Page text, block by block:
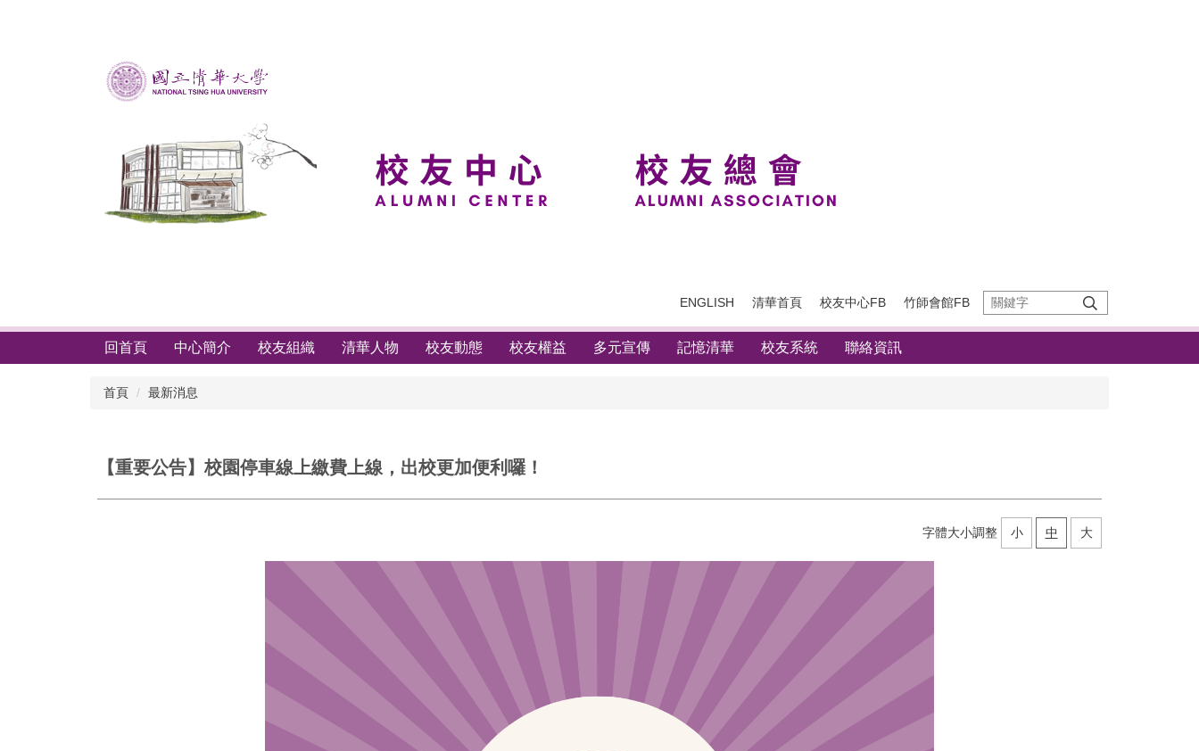
ENGLISH 清華首頁 校友中心FB 竹師會館FB
回首頁 中心簡介 校友組織 清華人物 校友動態 校友權益 多元宣傳 記憶清華 校友系統 聯絡資訊
首頁 最新消息
【重要公告】校園停車線上繳費上線，出校更加便利囉！
字體大小調整 小 中 大